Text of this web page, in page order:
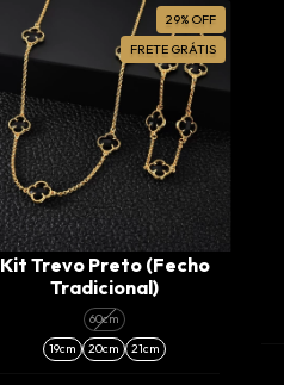
29% OFF
FRETE GRÁTIS
Kit Trevo Preto (Fecho
Tradicional)
60cm
19cm
20cm 21cm